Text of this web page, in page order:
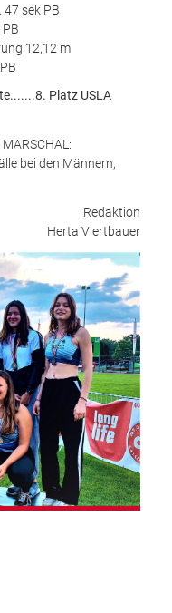
47 sek PB
12,12 m
Platz USLA
bei den Männern,
Redaktion
Herta Viertbauer